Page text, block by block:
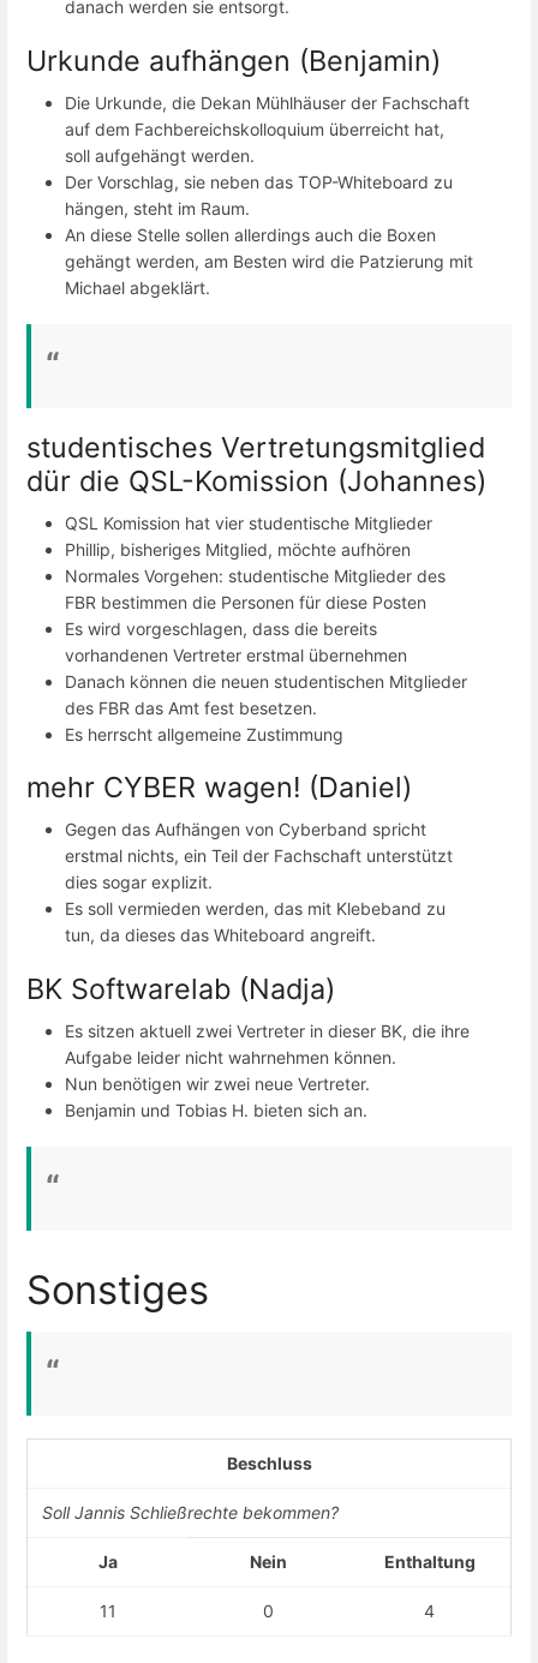
danach werden sie entsorgt.
Urkunde aufhängen (Benjamin)
Die Urkunde, die Dekan Mühlhäuser der Fachschaft
auf dem Fachbereichskolloquium überreicht hat,
soll aufgehängt werden.
Der Vorschlag, sie neben das TOP-Whiteboard zu
hängen, steht im Raum.
An diese Stelle sollen allerdings auch die Boxen
gehängt werden, am Besten wird die Patzierung mit
Michael abgeklärt.
studentisches Vertretungsmitglied
dür die QSL-Komission (Johannes)
QSL Komission hat vier studentische Mitglieder
Phillip, bisheriges Mitglied, möchte aufhören
Normales Vorgehen: studentische Mitglieder des
FBR bestimmen die Personen für diese Posten
Es wird vorgeschlagen, dass die bereits
vorhandenen Vertreter erstmal übernehmen
Danach können die neuen studentischen Mitglieder
des FBR das Amt fest besetzen.
Es herrscht allgemeine Zustimmung
mehr CYBER wagen! (Daniel)
Gegen das Aufhängen von Cyberband spricht
erstmal nichts, ein Teil der Fachschaft unterstützt
dies sogar explizit.
Es soll vermieden werden, das mit Klebeband zu
tun, da dieses das Whiteboard angreift.
BK Softwarelab (Nadja)
Es sitzen aktuell zwei Vertreter in dieser BK, die ihre
Aufgabe leider nicht wahrnehmen können.
Nun benötigen wir zwei neue Vertreter.
Benjamin und Tobias H. bieten sich an.
Sonstiges
Beschluss
Soll Jannis Schließrechte bekommen?
Ja Nein Enthaltung
11 0 4